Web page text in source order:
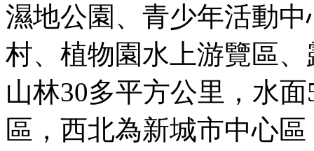
濕地公園、青少年活動
村、植物園水上游覽區
山林30多平方公里，水
區，西北為新城市中心